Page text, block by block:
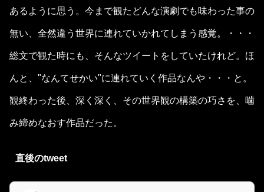
あるように思う。今まで観たどんな演劇でも味わった事の
無い、全然違う世界に連れていかれてしまう感覚。・・・
総文で観た時にも、そんなツイートをしていたけれど。ほ
んと、"なんてせかい"に連れていく作品なんや・・・と。
観終わった後、深く深く、その世界観の構築の巧さを、噛
み締めなおす作品だった。
直後のtweet